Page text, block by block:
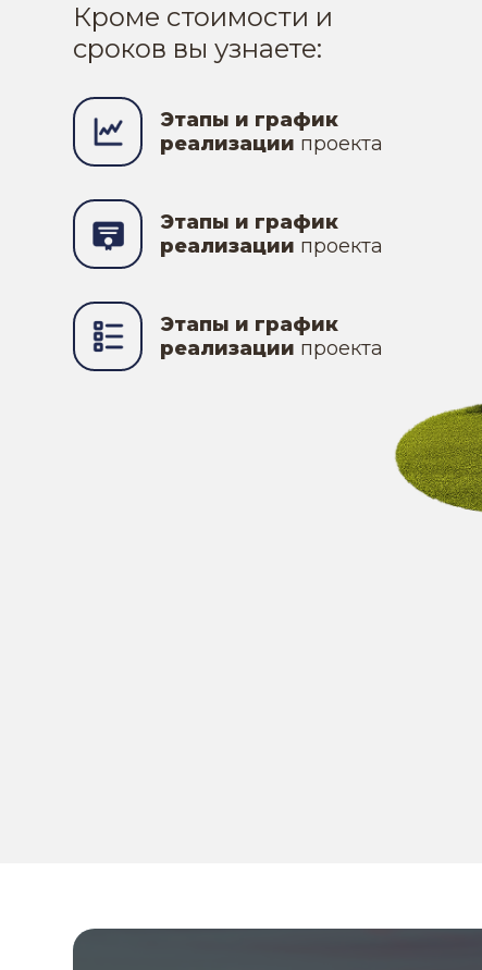
Кроме стоимости и
сроков вы узнаете:
Этапы и график
реализации проекта
Этапы и график
реализации проекта
Этапы и график
реализации проекта